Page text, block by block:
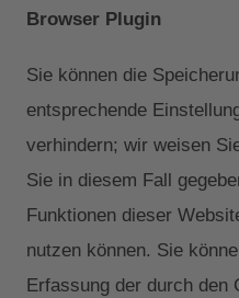
Browser Plugin
Sie können die
entsprechende
verhindern; wir weisen
Sie in diesem Fall
Funktionen dieser
nutzen können. Sie
Erfassung der durch den